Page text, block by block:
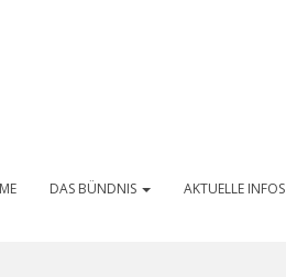
DAS BÜNDNIS AKTUELLE INFOS